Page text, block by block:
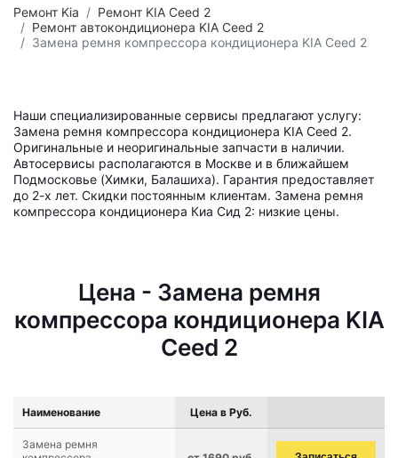
Ремонт Kia
Ремонт KIA Ceed 2
Ремонт автокондиционера KIA Ceed 2
Замена ремня компрессора кондиционера KIA Ceed 2
Наши специализированные сервисы предлагают услугу:
Замена ремня компрессора кондиционера KIA Ceed 2.
Оригинальные и неоригинальные запчасти в наличии.
Автосервисы располагаются в Москве и в ближайшем
Подмосковье (Химки, Балашиха). Гарантия предоставляет
до 2-х лет. Скидки постоянным клиентам. Замена ремня
компрессора кондиционера Киа Сид 2: низкие цены.
Цена - Замена ремня
компрессора кондиционера KIA
Ceed 2
Наименование Цена в Руб.
Замена ремня